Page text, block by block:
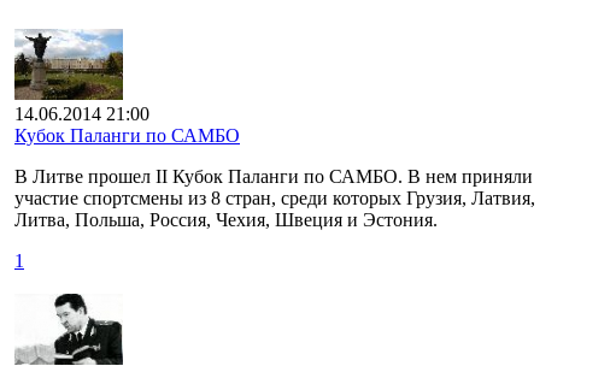
14.06.2014 21:00
Кубок Паланги по САМБО
В Литве прошел II Кубок Паланги по САМБО. В нем приняли
участие спортсмены из 8 стран, среди которых Грузия, Латвия,
Литва, Польша, Россия, Чехия, Швеция и Эстония.
1